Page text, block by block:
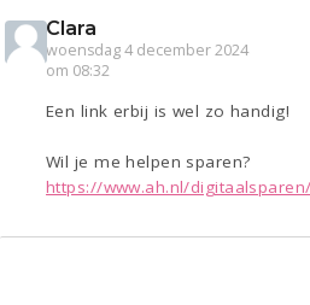
Clara
woensdag 4 december 2024
om 08:32
Een link erbij is wel zo handig!
Wil je me helpen sparen?
https://www.ah.nl/